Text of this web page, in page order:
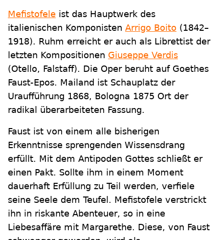
Mefistofele ist das Hauptwerk des
italienischen Komponisten Arrigo Boito (1842–
1918). Ruhm erreicht er auch als Librettist der
letzten Kompositionen Giuseppe Verdis
(Otello, Falstaff). Die Oper beruht auf Goethes
Faust-Epos. Mailand ist Schauplatz der
Uraufführung 1868, Bologna 1875 Ort der
radikal überarbeiteten Fassung.
Faust ist von einem alle bisherigen
Erkenntnisse sprengenden Wissensdrang
erfüllt. Mit dem Antipoden Gottes schließt er
einen Pakt. Sollte ihm in einem Moment
dauerhaft Erfüllung zu Teil werden, verfiele
seine Seele dem Teufel. Mefistofele verstrickt
ihn in riskante Abenteuer, so in eine
Liebesaffäre mit Margarethe. Diese, von Faust